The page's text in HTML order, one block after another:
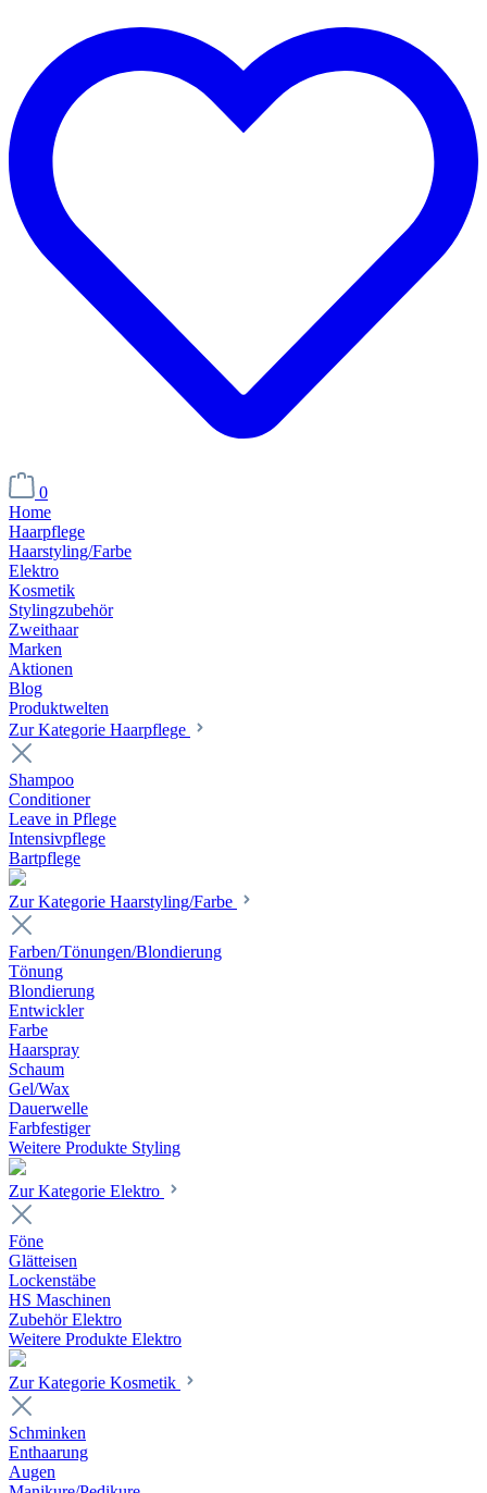
0
Home
Haarpflege
Haarstyling/Farbe
Elektro
Kosmetik
Stylingzubehör
Zweithaar
Marken
Aktionen
Blog
Produktwelten
Zur Kategorie Haarpflege
Shampoo
Conditioner
Leave in Pflege
Intensivpflege
Bartpflege
Zur Kategorie Haarstyling/Farbe
Farben/Tönungen/Blondierung
Tönung
Blondierung
Entwickler
Farbe
Haarspray
Schaum
Gel/Wax
Dauerwelle
Farbfestiger
Weitere Produkte Styling
Zur Kategorie Elektro
Föne
Glätteisen
Lockenstäbe
HS Maschinen
Zubehör Elektro
Weitere Produkte Elektro
Zur Kategorie Kosmetik
Schminken
Enthaarung
Augen